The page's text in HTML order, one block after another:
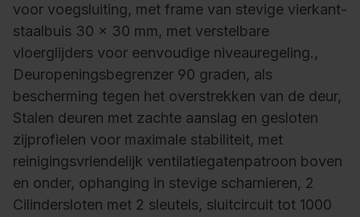
voor voegsluiting, met frame van stevige vierkant-
staalbuis 30 x 30 mm, met verstelbare
vloerglijders voor eenvoudige niveauregeling.,
Deuropeningsbegrenzer 90 graden, als
bescherming tegen het overstrekken van de deur,
Stalen deuren met zachte aanslag en gesloten
zijprofielen voor maximale stabiliteit, met
reinigingsvriendelijk ventilatiegatenpatroon boven
en onder, ophanging in stevige scharnieren, 2
Cilindersloten met 2 sleutels, sluitcircuit tot 1000